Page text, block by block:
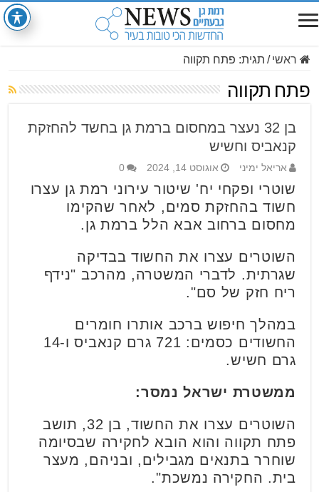
ראשי / תגית: פתח תקווה
פתח תקווה
בן 32 נעצר במחסום ברמת גן בחשד להחזקת
קנאביס וחשיש
אריאל ימיני אוגוסט 14, 2024 0
שוטרי ופקחי יח' שיטור עירוני רמת גן עצרו
חשוד בהחזקת סמים, לאחר שהקימו
מחסום ברחוב אבא הלל ברמת גן.
השוטרים עצרו את החשוד בבדיקה
שגרתית. לדברי המשטרה, מהרכב "נידף
ריח חזק של סם".
במהלך חיפוש ברכב אותרו חומרים
החשודים כסמים: 721 גרם קנאביס ו-14
גרם חשיש.
ממשטרת ישראל נמסר:
השוטרים עצרו את החשוד, בן 32, תושב
פתח תקווה והוא הובא לחקירה שבסיומה
שוחרר בתנאים מגבילים, ובניהם, מעצר
בית. החקירה נמשכת".